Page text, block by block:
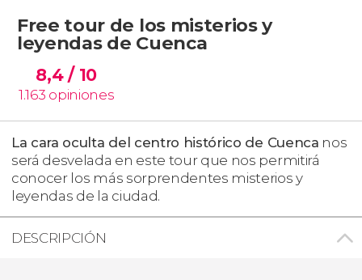
Free tour de los misterios y
leyendas de Cuenca
8,4/ 10
1.163 opiniones
La cara oculta del centro histórico de Cuenca nos
será desvelada en este tour que nos permitirá
conocer los más sorprendentes misterios y
leyendas de la ciudad.
DESCRIPCIÓN